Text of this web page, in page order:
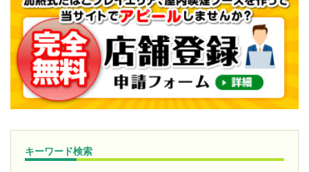
キーワード検索